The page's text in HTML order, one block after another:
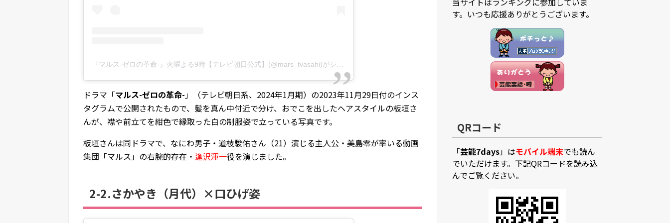
ドラマ「マルス-ゼロの革命- 」（テレビ朝日系、2024年1月期）の2023年11月29日付のインス
タグラムで公開されたもので、髪を真ん中付近で分け、おでこを出したヘアスタイルの板垣さ
んが、襟や前立てを紺色で縁取った白の制服姿で立っている写真です。
板垣さんは同ドラマで、なにわ男子・道枝駿佑さん（21）演じる主人公・美島零が率いる動画
集団「マルス」の右腕的存在・ 逢沢渾一役を演じました。
2-2.さかやき（月代）×口ひげ姿
す。いつも応援ありがとうございます。
QRコード
「芸能7days」はモバイル端末でも読ん
でいただけます。下記QRコードを読み込
んでご覧ください。